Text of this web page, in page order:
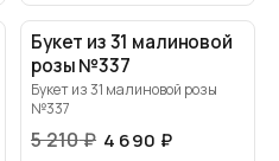
Букет из 31 малиновой
розы №337
Букет из 31 малиновой розы
№337
5 210₽ 4 690 ₽